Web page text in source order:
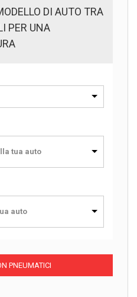
DI AUTO TRA
PER UNA
tua auto
auto
PNEUMATICI